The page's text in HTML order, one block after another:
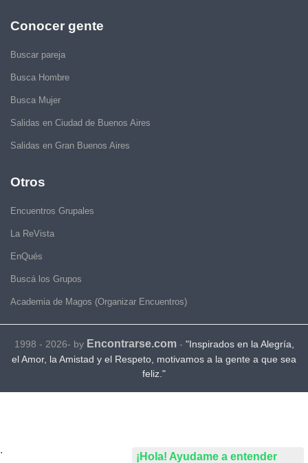
¡Hola! Ayudame a entender
Conocer gente
Buscar pareja
Busca Hombre
Busca Mujer
Salidas en Ciudad de Buenos Aires
Salidas en Gran Buenos Aires
Otros
Encuentros Grupales
La ReVista
EnQués
Buscá los Grupos
Academia de Magos (Organizar Encuentros)
1998 - 2026- by Encontrarse.com- "Inspirados en la Alegría,
el Amor, la Amistad y el Respeto, motivamos a la gente a que sea
feliz."
.